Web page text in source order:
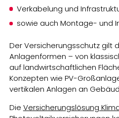
Verkabelung und
sowie auch Montage- und
Der Versicherungsschutz gilt
Anlagenformen – von
auf landwirtschaftlichen
Konzepten wie PV-
vertikalen Anlagen an
Die Versicherungslösung